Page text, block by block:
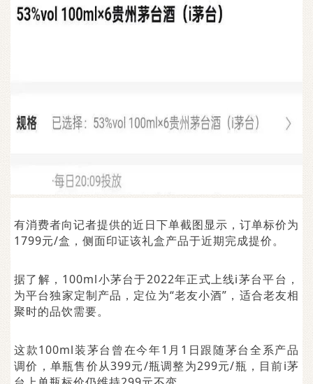
有消费者向记者提供的近日下单截图显示，订单标价为
1799元/盒，侧面印证该礼盒产品于近期完成提价。
据了解，100ml小茅台于2022年正式上线i茅台平台，
为平台独家定制产品，定位为“老友小酒”，适合老友相
聚时的品饮需要。
这款100ml装茅台曾在今年1月1日跟随茅台全系产品
调价，单瓶售价从399元/瓶调整为299元/瓶，目前i茅